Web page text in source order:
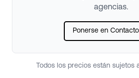
agencias.
Ponerse en Contacto
Todos los precios están sujetos